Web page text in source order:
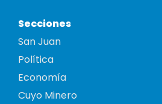
Secciones
San Juan
Política
Economía
Cuyo Minero